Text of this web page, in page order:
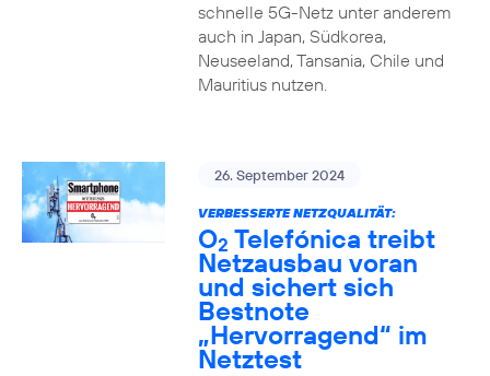
schnelle 5G-Netz unter anderem
auch in Japan, Südkorea,
Neuseeland, Tansania, Chile und
Mauritius nutzen.
26. September 2024
VERBESSERTE NETZQUALITÄT:
O2 Telefónica treibt
Netzausbau voran
und sichert sich
Bestnote
„Hervorragend“ im
Netztest